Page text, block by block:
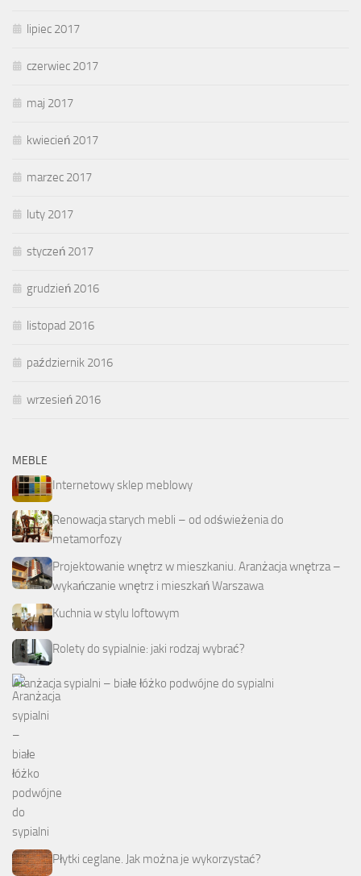
lipiec 2017
czerwiec 2017
maj 2017
kwiecień 2017
marzec 2017
luty 2017
styczeń 2017
grudzień 2016
listopad 2016
październik 2016
wrzesień 2016
MEBLE
Internetowy sklep meblowy
Renowacja starych mebli – od odświeżenia do
metamorfozy
Projektowanie wnętrz w mieszkaniu. Aranżacja wnętrza –
wykańczanie wnętrz i mieszkań Warszawa
Kuchnia w stylu loftowym
Rolety do sypialnie: jaki rodzaj wybrać?
Aranżacja sypialni – białe łóżko podwójne do sypialni
Płytki ceglane. Jak można je wykorzystać?